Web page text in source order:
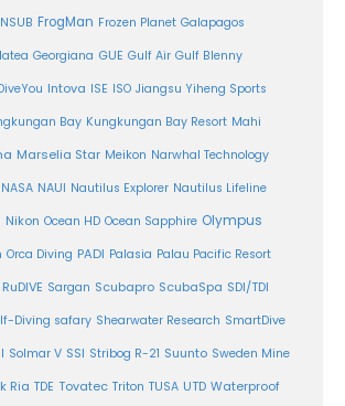
FrogMan Frozen Planet Galapagos
Georgiana GUE Gulf Air Gulf Blenny
Intova ISE ISO Jiangsu Yiheng Sports
Bay Kungkungan Bay Resort Mahi
Marselia Star Meikon Narwhal Technology
NASA NAUI Nautilus Explorer Nautilus Lifeline
Nikon Ocean HD Ocean Sapphire Olympus
Orca Diving PADI Palasia Palau Pacific Resort
RuDIVE Sargan Scubapro ScubaSpa SDI/TDI
Diving safary Shearwater Research SmartDive
Solmar V SSI Stribog R-21 Suunto Sweden Mine
Ria TDE Tovatec Triton TUSA UTD Waterproof